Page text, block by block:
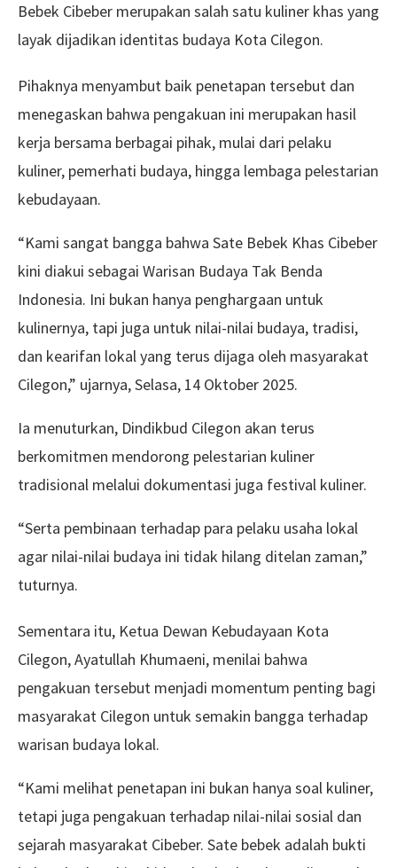
Bebek Cibeber merupakan salah satu kuliner khas yang
layak dijadikan identitas budaya Kota Cilegon.
Pihaknya menyambut baik penetapan tersebut dan
menegaskan bahwa pengakuan ini merupakan hasil
kerja bersama berbagai pihak, mulai dari pelaku
kuliner, pemerhati budaya, hingga lembaga pelestarian
kebudayaan.
“Kami sangat bangga bahwa Sate Bebek Khas Cibeber
kini diakui sebagai Warisan Budaya Tak Benda
Indonesia. Ini bukan hanya penghargaan untuk
kulinernya, tapi juga untuk nilai-nilai budaya, tradisi,
dan kearifan lokal yang terus dijaga oleh masyarakat
Cilegon,” ujarnya, Selasa, 14 Oktober 2025.
Ia menuturkan, Dindikbud Cilegon akan terus
berkomitmen mendorong pelestarian kuliner
tradisional melalui dokumentasi juga festival kuliner.
“Serta pembinaan terhadap para pelaku usaha lokal
agar nilai-nilai budaya ini tidak hilang ditelan zaman,”
tuturnya.
Sementara itu, Ketua Dewan Kebudayaan Kota
Cilegon, Ayatullah Khumaeni, menilai bahwa
pengakuan tersebut menjadi momentum penting bagi
masyarakat Cilegon untuk semakin bangga terhadap
warisan budaya lokal.
“Kami melihat penetapan ini bukan hanya soal kuliner,
tetapi juga pengakuan terhadap nilai-nilai sosial dan
sejarah masyarakat Cibeber. Sate bebek adalah bukti